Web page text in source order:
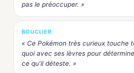
pas le préoccuper. »
BOUCLIER
« Ce Pokémon très curieux touche
quoi avec ses lèvres pour
ce qu’il déteste. »